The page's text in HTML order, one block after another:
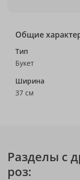
Общие
Тип
Букет
Ширина
37 см
Разделы с
роз: